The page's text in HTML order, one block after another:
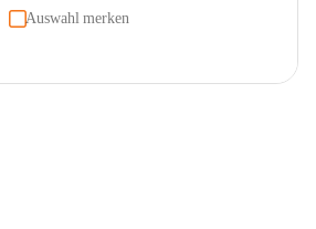
Auswahl merken